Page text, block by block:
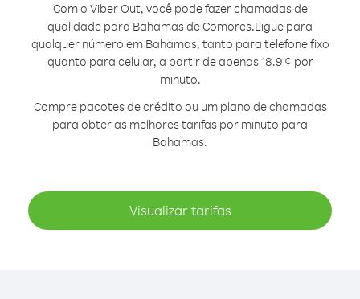
Com o Viber Out, você pode fazer chamadas de
qualidade para Bahamas de Comores.Ligue para
qualquer número em Bahamas, tanto para telefone fixo
quanto para celular, a partir de apenas 18.9 ¢ por
minuto.
Compre pacotes de crédito ou um plano de chamadas
para obter as melhores tarifas por minuto para
Bahamas.
Visualizar tarifas